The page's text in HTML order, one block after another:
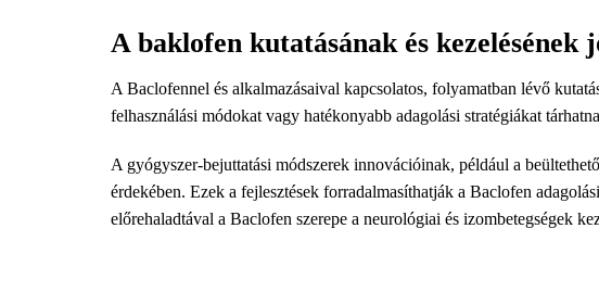
A baklofen kutatásának és kezelésének
A Baclofennel és alkalmazásaival kapcsolatos, folyamatban lévő
felhasználási módokat vagy hatékonyabb adagolási stratégiákat
A gyógyszer-bejuttatási módszerek innovációinak, például a
érdekében. Ezek a fejlesztések forradalmasíthatják a Baclofen
előrehaladtával a Baclofen szerepe a neurológiai és izombetegségek